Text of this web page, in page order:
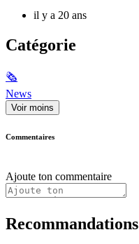
il y a 20 ans
Catégorie
🗞
News
Voir moins
Commentaires
Ajoute ton commentaire
Recommandations